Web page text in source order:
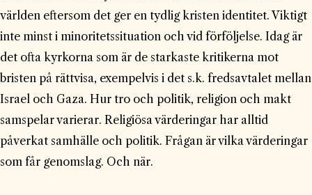
världen eftersom det ger en tydlig kristen identitet. Viktigt
inte minst i minoritetssituation och vid förföljelse. Idag är
det ofta kyrkorna som är de starkaste kritikerna mot
bristen på rättvisa, exempelvis i det s.k. fredsavtalet mellan
Israel och Gaza. Hur tro och politik, religion och makt
samspelar varierar. Religiösa värderingar har alltid
påverkat samhälle och politik. Frågan är vilka värderingar
som får genomslag. Och när.